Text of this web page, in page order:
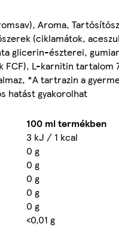
Aroma,
(ciklamátok,
glicerin-észterei,
FCF), L-karnitin tartalom
*A tartrazin a
hatást gyakorolhat
100 ml termékben
3 kJ / 1 kcal
0 g
0 g
0 g
0 g
0 g
<0,01 g